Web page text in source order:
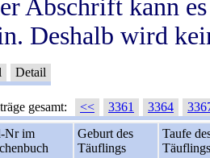
Abschrift kann
Deshalb wird
Detail
gesamt: << 3361 3364
Nr im
Geburt des
Täuflings
Taufe
Täuflings